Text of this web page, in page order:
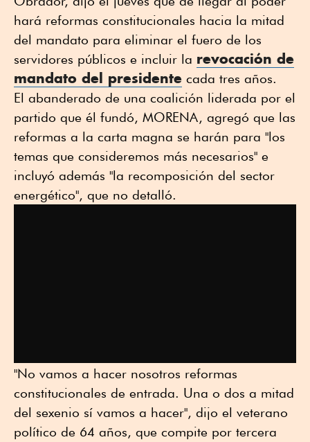
hará reformas constitucionales hacia la mitad
del mandato para eliminar el fuero de los
servidores públicos e incluir la revocación de
mandato del presidente cada tres años.
El abanderado de una coalición liderada por el
partido que él fundó, MORENA, agregó que las
reformas a la carta magna se harán para "los
temas que consideremos más necesarios" e
incluyó además "la recomposición del sector
energético", que no detalló.
"No vamos a hacer nosotros reformas
constitucionales de entrada. Una o dos a mitad
del sexenio sí vamos a hacer", dijo el veterano
político de 64 años, que compite por tercera